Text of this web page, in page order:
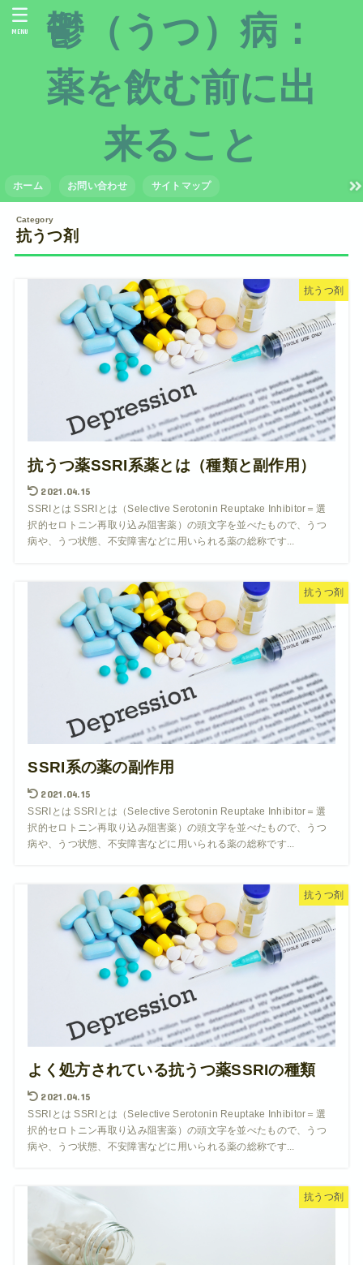
鬱（うつ）病：
薬を飲む前に出
来ること
ホーム お問い合わせ サイトマップ
MENU
抗うつ剤
抗うつ剤
抗うつ薬SSRI系薬とは（種類と副作用）
2021.04.15
SSRIとは SSRIとは（Selective Serotonin Reuptake Inhibitor＝選
択的セロトニン再取り込み阻害薬）の頭文字を並べたもので、うつ
病や、うつ状態、不安障害などに用いられる薬の総称です...
抗うつ剤
SSRI系の薬の副作用
2021.04.15
SSRIとは SSRIとは（Selective Serotonin Reuptake Inhibitor＝選
択的セロトニン再取り込み阻害薬）の頭文字を並べたもので、うつ
病や、うつ状態、不安障害などに用いられる薬の総称です...
抗うつ剤
よく処方されている抗うつ薬SSRIの種類
2021.04.15
SSRIとは SSRIとは（Selective Serotonin Reuptake Inhibitor＝選
択的セロトニン再取り込み阻害薬）の頭文字を並べたもので、うつ
病や、うつ状態、不安障害などに用いられる薬の総称です...
抗うつ剤